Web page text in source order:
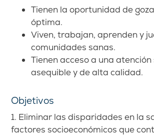
Tienen la oportunidad de
óptima.
Viven, trabajan, aprenden y
comunidades sanas.
Tienen acceso a una
asequible y de alta calidad.
Objetivos
1. Eliminar las disparidades en la
factores socioeconómicos que